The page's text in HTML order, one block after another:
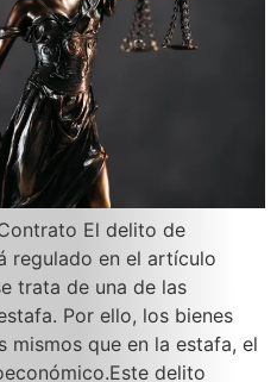
El delito de
regulado en el artículo
trata de una de las
Por ello, los bienes
que en la estafa, el
delito